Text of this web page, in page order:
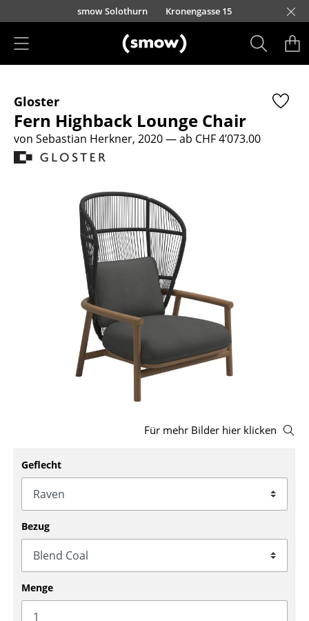
Direkt zum Inhaltsmow Solothurn Kronengasse 15
Sitzmöbel
Esszimmerstühle
Sofas
Loungesessel
Freischwinger
Barhocker
Bänke & Liegen
Schaukelstühle
Bürodrehstühle
Konferenzstühle
Bürosessel
Einzelteile
... alle Sitzmöbel
Gloster
Fern Highback Lounge Chair
von Sebastian Herkner, 2020— ab CHF 4’073.00
Für mehr Bilder hier klicken
Geflecht
Bezug
Menge